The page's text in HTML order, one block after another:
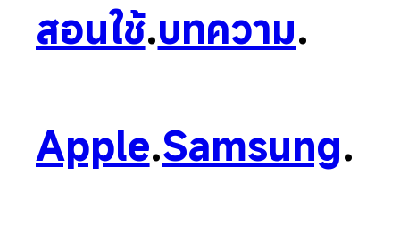
สอนใช้.บทความ.
Apple.Samsung.